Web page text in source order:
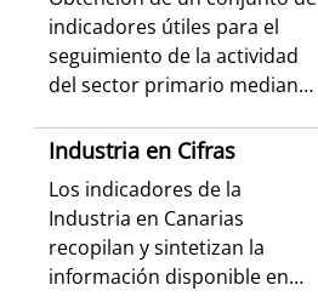
indicadores útiles para el
seguimiento de la actividad
del sector primario mediante
resultados procedentes de
Industria en Cifras
Los indicadores de la
Industria en Canarias
recopilan y sintetizan la
información disponible en